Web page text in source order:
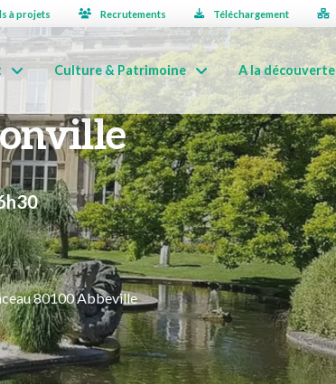
à projets Recrutements Téléchargement
Culture & Patrimoine A la découverte
80100 Abbeville